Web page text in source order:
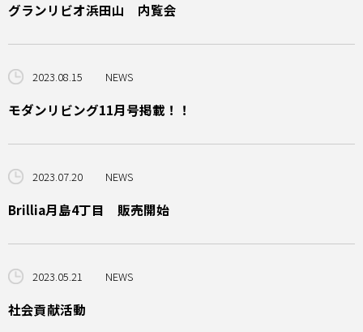
グランリビオ浜田山 内覧会
2023.08.15 NEWS
モダンリビング11月号掲載！！
2023.07.20 NEWS
Brillia月島4丁目 販売開始
2023.05.21 NEWS
社会貢献活動